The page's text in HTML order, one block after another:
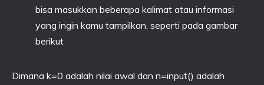
bisa masukkan beberapa kalimat atau informasi
yang ingin kamu tampilkan, seperti pada gambar
berikut
Dimana k=0 adalah nilai awal dan n=input() adalah